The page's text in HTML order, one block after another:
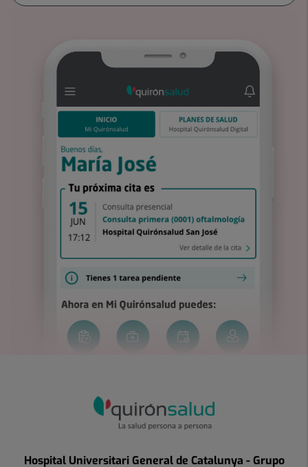
Hospital Universitari General de Catalunya - Grupo